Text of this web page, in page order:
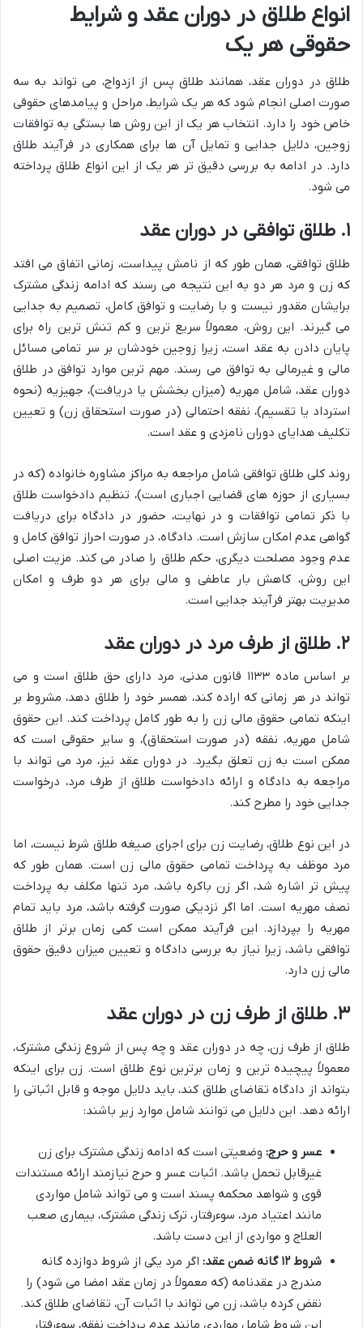
انواع طلاق در دوران عقد و شرایط
حقوقی هر یک
طلاق در دوران عقد، همانند طلاق پس از ازدواج، می تواند به سه
صورت اصلی انجام شود که هر یک شرایط، مراحل و پیامدهای حقوقی
خاص خود را دارد. انتخاب هر یک از این روش ها بستگی به توافقات
زوجین، دلایل جدایی و تمایل آن ها برای همکاری در فرآیند طلاق
دارد. در ادامه به بررسی دقیق تر هر یک از این انواع طلاق پرداخته
می شود.
۱. طلاق توافقی در دوران عقد
طلاق توافقی، همان طور که از نامش پیداست، زمانی اتفاق می افتد
که زن و مرد هر دو به این نتیجه می رسند که ادامه زندگی مشترک
برایشان مقدور نیست و با رضایت و توافق کامل، تصمیم به جدایی
می گیرند. این روش، معمولاً سریع ترین و کم تنش ترین راه برای
پایان دادن به عقد است، زیرا زوجین خودشان بر سر تمامی مسائل
مالی و غیرمالی به توافق می رسند. مهم ترین موارد توافق در طلاق
دوران عقد، شامل مهریه (میزان بخشش یا دریافت)، جهیزیه (نحوه
استرداد یا تقسیم)، نفقه احتمالی (در صورت استحقاق زن) و تعیین
تکلیف هدایای دوران نامزدی و عقد است.
روند کلی طلاق توافقی شامل مراجعه به مراکز مشاوره خانواده (که در
بسیاری از حوزه های قضایی اجباری است)، تنظیم دادخواست طلاق
با ذکر تمامی توافقات و در نهایت، حضور در دادگاه برای دریافت
گواهی عدم امکان سازش است. دادگاه، در صورت احراز توافق کامل و
عدم وجود مصلحت دیگری، حکم طلاق را صادر می کند. مزیت اصلی
این روش، کاهش بار عاطفی و مالی برای هر دو طرف و امکان
مدیریت بهتر فرآیند جدایی است.
۲. طلاق از طرف مرد در دوران عقد
بر اساس ماده ۱۱۳۳ قانون مدنی، مرد دارای حق طلاق است و می
تواند در هر زمانی که اراده کند، همسر خود را طلاق دهد، مشروط بر
اینکه تمامی حقوق مالی زن را به طور کامل پرداخت کند. این حقوق
شامل مهریه، نفقه (در صورت استحقاق)، و سایر حقوقی است که
ممکن است به زن تعلق بگیرد. در دوران عقد نیز، مرد می تواند با
مراجعه به دادگاه و ارائه دادخواست طلاق از طرف مرد، درخواست
جدایی خود را مطرح کند.
در این نوع طلاق، رضایت زن برای اجرای صیغه طلاق شرط نیست، اما
مرد موظف به پرداخت تمامی حقوق مالی زن است. همان طور که
پیش تر اشاره شد، اگر زن باکره باشد، مرد تنها مکلف به پرداخت
نصف مهریه است. اما اگر نزدیکی صورت گرفته باشد، مرد باید تمام
مهریه را بپردازد. این فرآیند ممکن است کمی زمان برتر از طلاق
توافقی باشد، زیرا نیاز به بررسی دادگاه و تعیین میزان دقیق حقوق
مالی زن دارد.
۳. طلاق از طرف زن در دوران عقد
طلاق از طرف زن، چه در دوران عقد و چه پس از شروع زندگی مشترک،
معمولاً پیچیده ترین و زمان برترین نوع طلاق است. زن برای اینکه
بتواند از دادگاه تقاضای طلاق کند، باید دلایل موجه و قابل اثباتی را
ارائه دهد. این دلایل می توانند شامل موارد زیر باشند:
عسر و حرج: وضعیتی است که ادامه زندگی مشترک برای زن
غیرقابل تحمل باشد. اثبات عسر و حرج نیازمند ارائه مستندات
قوی و شواهد محکمه پسند است و می تواند شامل مواردی
مانند اعتیاد مرد، سوءرفتار، ترک زندگی مشترک، بیماری صعب
العلاج و مواردی از این دست باشد.
شروط ۱۲ گانه ضمن عقد:
اگر مرد یکی از شروط دوازده گانه
مندرج در عقدنامه (که معمولاً در زمان عقد امضا می شود) را
نقض کرده باشد، زن می تواند با اثبات آن، تقاضای طلاق کند.
این شروط شامل مواردی مانند عدم پرداخت نفقه، سوءرفتار